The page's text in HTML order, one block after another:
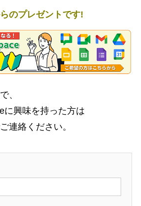
のプレゼントです!
、
に興味を持った方は
連絡ください。